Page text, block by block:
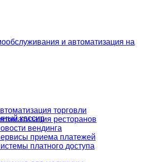
торговли
ресторанов
вендинга
приема платежей
платного доступа